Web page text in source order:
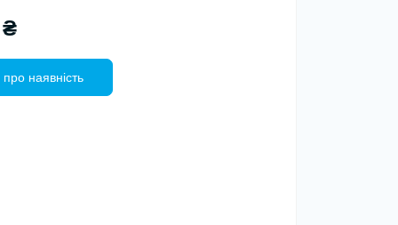
₴
наявність